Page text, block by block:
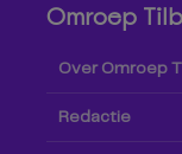
Omroep
Over Omroep
Redactie